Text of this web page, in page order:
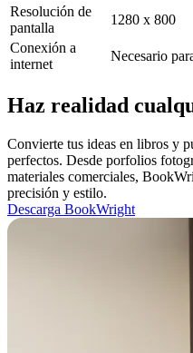
Resolución de
pantalla
1280 x 800
Conexión a
internet
Necesario
Haz realidad
Convierte tus ideas en libros y
perfectos. Desde porfolios
materiales comerciales,
precisión y estilo.
Descarga BookWright